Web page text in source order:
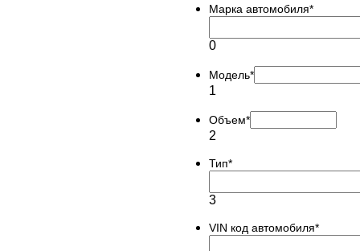
Марка автомобиля*
0
Модель*
1
Объем*
2
Тип*
3
VIN код автомобиля*